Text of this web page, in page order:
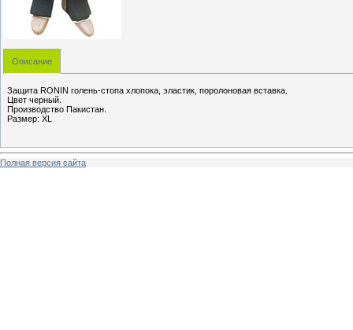
Описание
Защита RONIN голень-стопа хлопока, эластик, поролоновая вставка.
Цвет черный.
Производство Пакистан.
Размер: XL
Полная версия сайта